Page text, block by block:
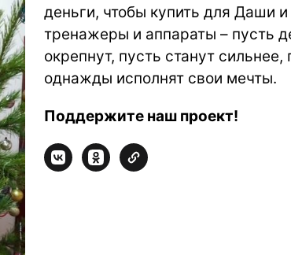
деньги, чтобы купить для Даши
тренажеры и аппараты – пусть
окрепнут, пусть станут сильнее,
однажды исполнят свои мечты.
Поддержите наш проект!